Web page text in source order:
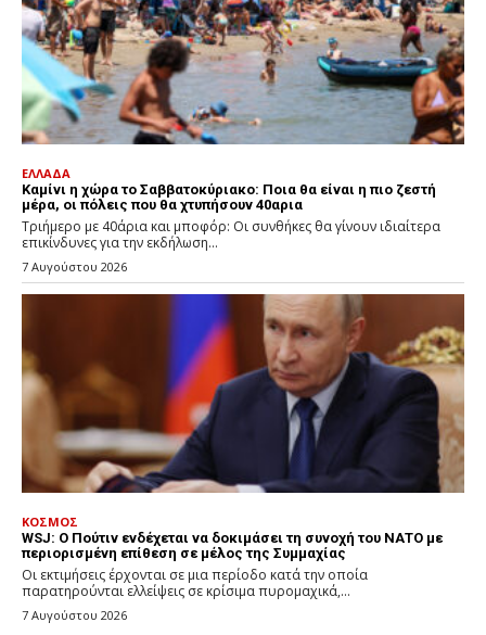
ΕΛΛΑΔΑ
Καμίνι η χώρα το Σαββατοκύριακο: Ποια θα είναι η πιο ζεστή
μέρα, οι πόλεις που θα χτυπήσουν 40αρια
Τριήμερο με 40άρια και μποφόρ: Οι συνθήκες θα γίνουν ιδιαίτερα
επικίνδυνες για την εκδήλωση...
7 Αυγούστου 2026
ΚΟΣΜΟΣ
WSJ: Ο Πούτιν ενδέχεται να δοκιμάσει τη συνοχή του ΝΑΤΟ με
περιορισμένη επίθεση σε μέλος της Συμμαχίας
Οι εκτιμήσεις έρχονται σε μια περίοδο κατά την οποία
παρατηρούνται ελλείψεις σε κρίσιμα πυρομαχικά,...
7 Αυγούστου 2026